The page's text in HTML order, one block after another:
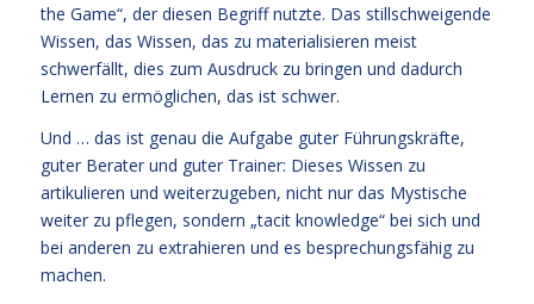
the Game“, der diesen Begriff nutzte. Das stillschweigende
Wissen, das Wissen, das zu materialisieren meist
schwerfällt, dies zum Ausdruck zu bringen und dadurch
Lernen zu ermöglichen, das ist schwer.
Und … das ist genau die Aufgabe guter Führungskräfte,
guter Berater und guter Trainer: Dieses Wissen zu
artikulieren und weiterzugeben, nicht nur das Mystische
weiter zu pflegen, sondern „tacit knowledge“ bei sich und
bei anderen zu extrahieren und es besprechungsfähig zu
machen.